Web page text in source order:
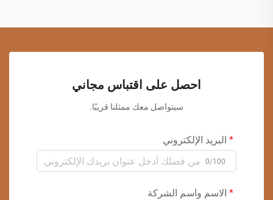
احصل على اقتباس مجاني
سيتواصل معك ممثلنا قريبًا.
البريد الإلكتروني
0/100
الاسم واسم الشركة